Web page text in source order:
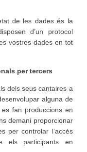
de les dades és la
d’un protocol
vostres dades en tot
per tercers
dels seus cantaires a
alguna de
fan produccions en
demani proporcionar
per controlar l’accés
els participants en